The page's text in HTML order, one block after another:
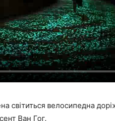
світиться велосипедна
Ван Гог.